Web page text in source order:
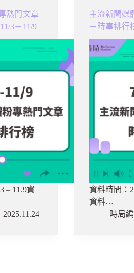
熱門文章
3－11/9
– 11.9資
2025.11.24
主流新聞媒
－時事排行
資料時間：
資料…
時局